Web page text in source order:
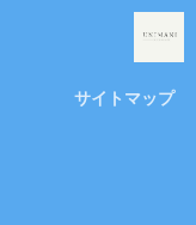
サイトマップ